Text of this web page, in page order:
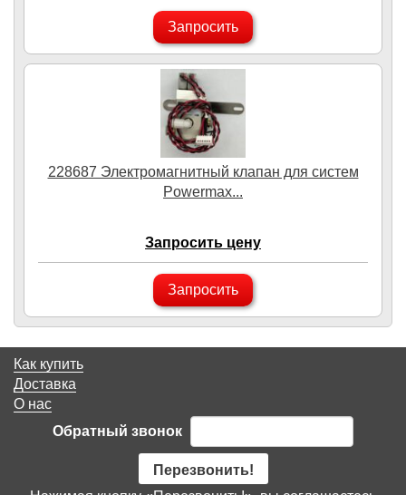
Запросить
228687 Электромагнитный клапан для систем
Powermax...
Запросить цену
Запросить
Как купить
Доставка
О нас
Обратный звонок
Перезвонить!